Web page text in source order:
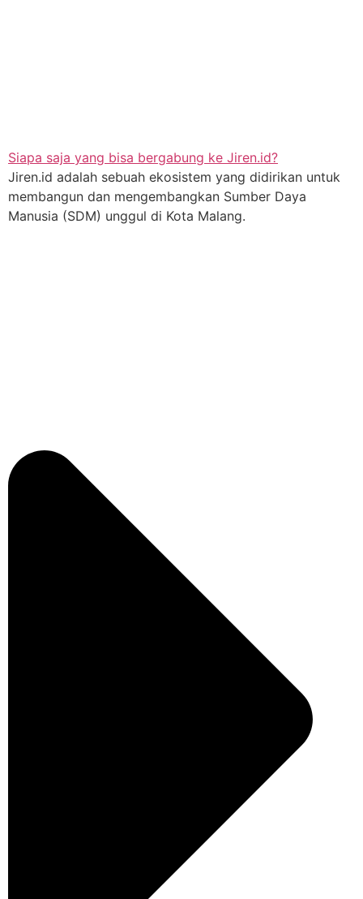
Siapa saja yang bisa bergabung ke Jiren.id?
Jiren.id adalah sebuah ekosistem yang didirikan untuk
membangun dan mengembangkan Sumber Daya
Manusia (SDM) unggul di Kota Malang.